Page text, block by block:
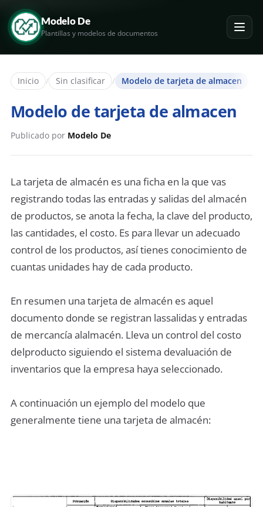
Modelo De
Plantillas y modelos de documentos
Inicio / Sin clasificar / Modelo de tarjeta de almacen
Modelo de tarjeta de almacen
Publicado por Modelo De
La tarjeta de almacén es una ficha en la que vas
registrando todas las entradas y salidas del almacén
de productos, se anota la fecha, la clave del producto,
las cantidades, el costo. Es para llevar un adecuado
control de los productos, así tienes conocimiento de
cuantas unidades hay de cada producto.
En resumen una tarjeta de almacén es aquel
documento donde se registran lassalidas y entradas
de mercancía alalmacén. Lleva un control del costo
delproducto siguiendo el sistema devaluación de
inventarios que la empresa haya seleccionado.
A continuación un ejemplo del modelo que
generalmente tiene una tarjeta de almacén: